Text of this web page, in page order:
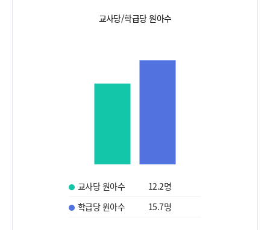
교사당/학급당 원아수
교사당 원아수 12.2명
학급당 원아수
15.7명